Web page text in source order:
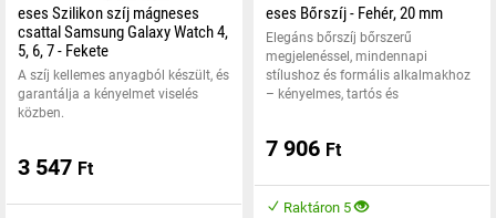
eses Szilikon szíj mágneses
csattal Samsung Galaxy Watch 4,
5, 6, 7 - Fekete
A szíj kellemes anyagból készült, és
garantálja a kényelmet viselés
közben.
3 547 Ft
eses Bőrszíj - Fehér, 20 mm
Elegáns bőrszíj bőrszerű
megjelenéssel, mindennapi
stílushoz és formális alkalmakhoz
– kényelmes, tartós és
7 906 Ft
Raktáron 5